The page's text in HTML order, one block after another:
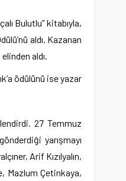
Bulutlu” kitabıyla,
aldı. Kazanan
aldı.
ödülünü ise yazar
27 Temmuz
yarışmayı
Arif Kızılyalın,
Mazlum Çetinkaya,